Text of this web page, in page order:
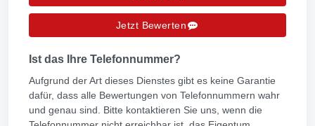
Jetzt Bewerten
Ist das Ihre Telefonnummer?
Aufgrund der Art dieses Dienstes gibt es keine Garantie
dafür, dass alle Bewertungen von Telefonnummern wahr
und genau sind. Bitte kontaktieren Sie uns, wenn die